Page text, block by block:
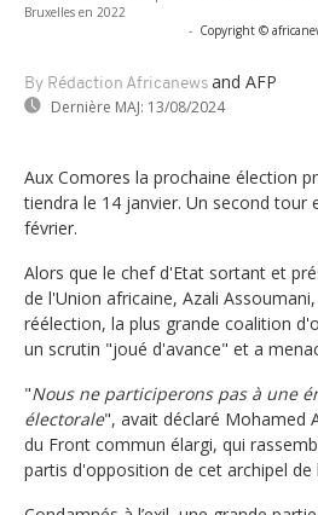
Bruxelles en 2022
- Copyright ©
By Rédaction Africanews and AFP
Dernière MAJ: 13/08/2024
Aux Comores la prochaine élection
tiendra le 14 janvier. Un second tour
février.
Alors que le chef d'Etat sortant et
de l'Union africaine, Azali
réélection, la plus grande coalition
un scrutin "joué d'avance" et a
"Nous ne participerons pas à une
électorale", avait déclaré Mohamed
du Front commun élargi, qui
partis d'opposition de cet archipel de